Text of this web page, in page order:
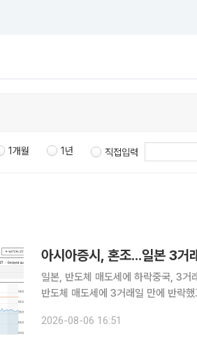
1개월 1년 직접입력
아시아증시, 혼조...일본 3거
일본, 반도체 매도세에 하락중국, 3거
반도체 매도세에 3거래일 만에 반락했
는 9.68포인트(0.24%) 상승한
2026-08-06 16:51